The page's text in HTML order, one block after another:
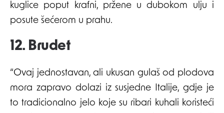
kuglice poput krafni, pržene u dubokom ulju i
posute šećerom u prahu.
12. Brudet
“Ovaj jednostavan, ali ukusan gulaš od plodova
mora zapravo dolazi iz susjedne Italije, gdje je
to tradicionalno jelo koje su ribari kuhali koristeći